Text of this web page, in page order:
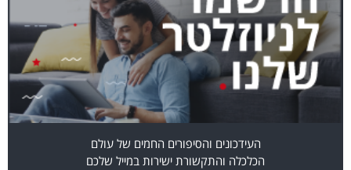
העידכונים והסיפורים החמים של עולם
הכלכלה והתקשורת ישירות במייל שלכם